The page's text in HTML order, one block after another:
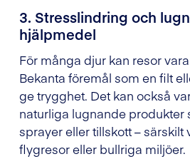
3. Stresslindring och
hjälpmedel
För många djur kan resor
Bekanta föremål som en filt
ge trygghet. Det kan också
naturliga lugnande produkter
sprayer eller tillskott – särskilt
flygresor eller bullriga miljöer.